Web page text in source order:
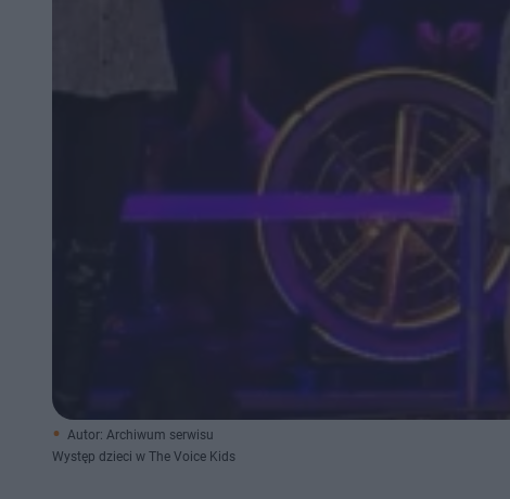
Autor: Archiwum serwisu
Występ dzieci w The Voice Kids